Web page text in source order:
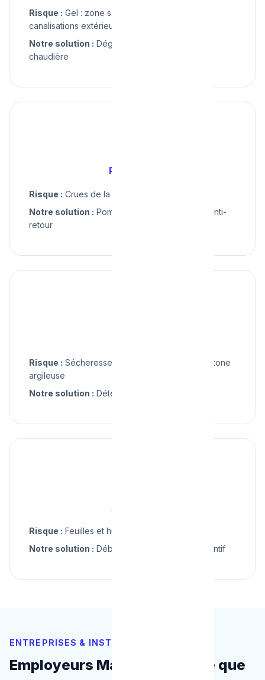
Risque : Gel : zone semi-rurale plus froide,
canalisations extérieures vulnérables
Notre solution : Dégel, isolation, dépannage
chaudière
Printemps
Risque : Crues de la Dyle possibles
Notre solution : Pompage, drainage, clapets anti-
retour
Risque : Sécheresse : mouvements terrain en zone
argileuse
Notre solution : Détection fuite, réparation
Risque : Feuilles et humidité
Notre solution : Débouchage, entretien préventif
ENTREPRISES & INSTITUTIONS
Employeurs Majeurs à Wavre que